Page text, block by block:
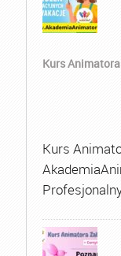
Kurs
Kurs